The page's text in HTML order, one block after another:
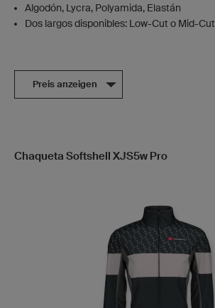
Algodón, Lycra, Polyamida, Elastán
Dos largos disponibles: Low-Cut o Mid-Cut
Preis anzeigen
Chaqueta Softshell XJS5w Pro